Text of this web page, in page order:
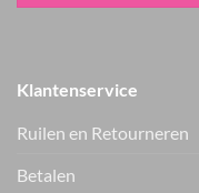
Klantenservice
Ruilen en Retourneren
Betalen